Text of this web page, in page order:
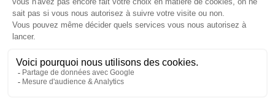
Nous sommes à votre disposition pour définir
votre projet